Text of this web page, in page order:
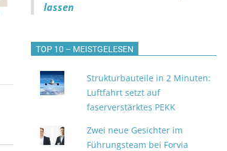
lassen
TOP 10 – MEISTGELESEN
Strukturbauteile in 2 Minuten:
Luftfahrt setzt auf
faserverstärktes PEKK
Zwei neue Gesichter im
Führungsteam bei Forvia